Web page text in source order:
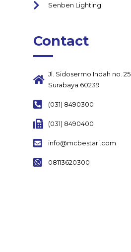
Senben Lighting
Contact
Jl. Sidosermo Indah no. 25
Surabaya 60239
(031) 8490300
(031) 8490400
info@mcbestari.com
08113620300